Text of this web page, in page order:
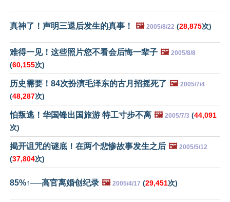
真神了！声明三退后发生的真事！ 🖼️ 2005/8/22 (28,875次)
难得一见！这些照片您不看会后悔一辈子 🖼️ 2005/8/8
(60,155次)
历史需要！84次扮演毛泽东的古月招摇死了 🖼️ 2005/7/4
(48,287次)
怕叛逃！华国锋出国旅游 特工寸步不离 🖼️ 2005/7/3 (44,091
次)
揭开诅咒的谜底！在两个悲惨故事发生之后 🖼️ 2005/5/12
(37,804次)
85%↑──高官离婚创纪录 🖼️ 2005/4/17 (29,451次)